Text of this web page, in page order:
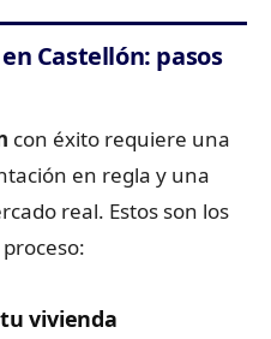
Castellón: pasos
con éxito requiere una
en regla y una
real. Estos son los
vivienda